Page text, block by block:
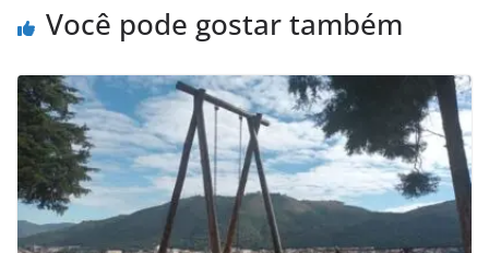
Você pode gostar também